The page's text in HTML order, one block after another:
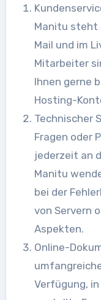
Manitu steht
Mail und im
Mitarbeiter
Ihnen gerne
Hosting-
Technischer
Fragen oder
jederzeit an
Manitu
bei der
von Servern
Aspekten.
Online-
Verfügung,